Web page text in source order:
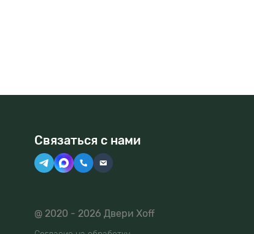
Связаться с нами
@ 2020 - 2026 Двери Xoff